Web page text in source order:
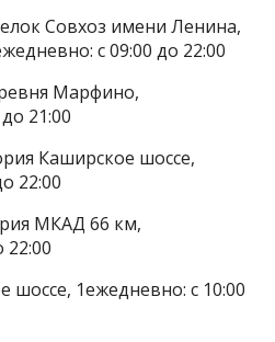
Совхоз имени Ленина,
с 09:00 до 22:00
Марфино,
21:00
Каширское шоссе,
22:00
МКАД 66 км,
22:00
шоссе, 1ежедневно: с 10:00